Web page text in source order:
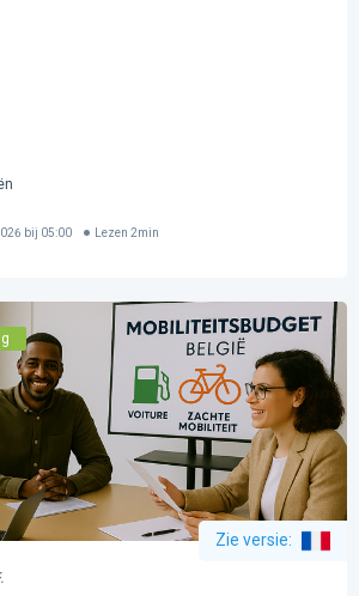
bij 05:00 Lezen 2min
Zie versie: